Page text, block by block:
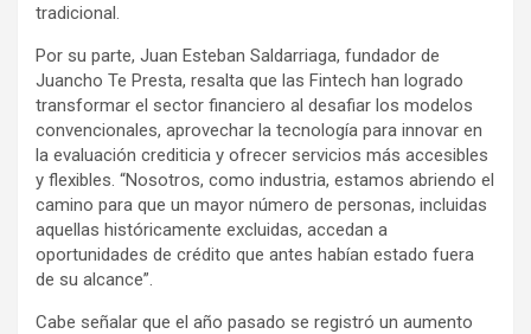
tradicional.
Por su parte, Juan Esteban Saldarriaga, fundador de
Juancho Te Presta, resalta que las Fintech han logrado
transformar el sector financiero al desafiar los modelos
convencionales, aprovechar la tecnología para innovar en
la evaluación crediticia y ofrecer servicios más accesibles
y flexibles. “Nosotros, como industria, estamos abriendo el
camino para que un mayor número de personas, incluidas
aquellas históricamente excluidas, accedan a
oportunidades de crédito que antes habían estado fuera
de su alcance”.
Cabe señalar que el año pasado se registró un aumento